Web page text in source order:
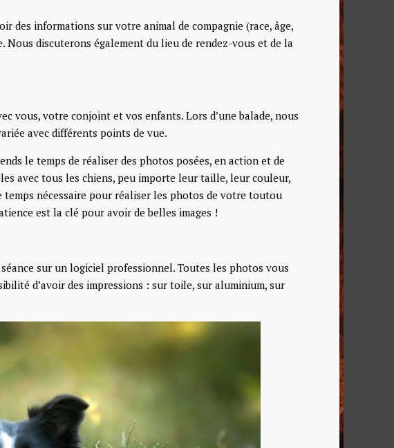
des informations sur votre animal de compagnie (race, âge,
discuterons également du lieu de rendez-vous et de la
vous, votre conjoint et vos enfants. Lors d’une balade, nous
avec différents points de vue.
le temps de réaliser des photos posées, en action et de
avec tous les chiens, peu importe leur taille, leur couleur,
nécessaire pour réaliser les photos de votre toutou
est la clé pour avoir de belles images !
sur un logiciel professionnel. Toutes les photos vous
d’avoir des impressions : sur toile, sur aluminium, sur